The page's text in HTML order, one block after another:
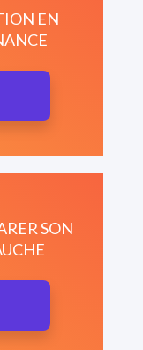
EN
SON